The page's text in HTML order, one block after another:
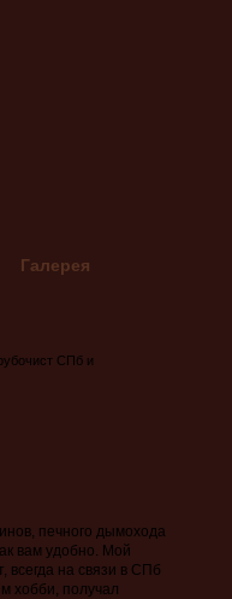
Галерея
СПб и
печного дымохода
вам удобно. Мой
всегда на связи в СПб
хобби, получал